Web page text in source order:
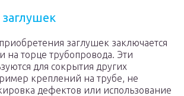
заглушек заключается
на торце трубопровода. Эти
для сокрытия других
креплений на трубе, не
дефектов или использование